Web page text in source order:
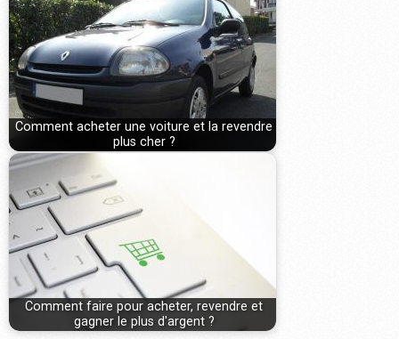
Comment acheter une voiture et la revendre
plus cher ?
Comment faire pour acheter, revendre et
gagner le plus d'argent ?